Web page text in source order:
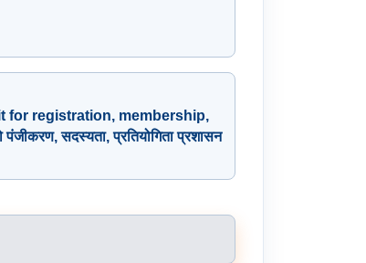
for registration, membership,
सदस्यता, प्रतियोगिता प्रशासन